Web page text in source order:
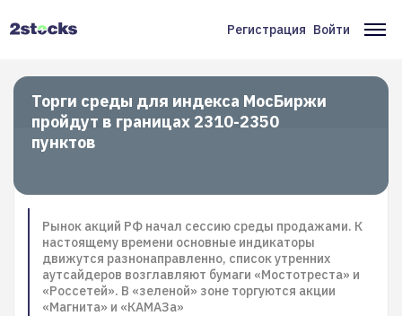
Меню
учётной
записи
пользователя
Регистрация Войти
Торги среды для индекса МосБиржи
пройдут в границах 2310-2350
пунктов
Рынок акций РФ начал сессию среды продажами. К
настоящему времени основные индикаторы
движутся разнонаправленно, список утренних
аутсайдеров возглавляют бумаги «Мостотреста» и
«Россетей». В «зеленой» зоне торгуются акции
«Магнита» и «КАМАЗа»